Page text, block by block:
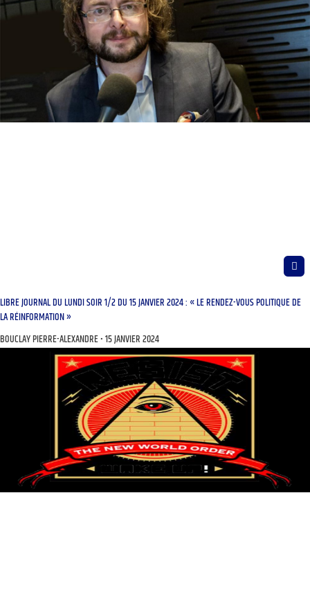
LIBRE JOURNAL DU LUNDI SOIR 1/2 DU 15 JANVIER 2024 : « LE RENDEZ-VOUS POLITIQUE DE
LA RÉINFORMATION »
BOUCLAY PIERRE-ALEXANDRE 15 JANVIER 2024